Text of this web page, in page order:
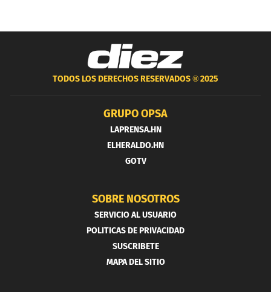
TODOS LOS DERECHOS RESERVADOS ®2025
GRUPO OPSA
LAPRENSA.HN
ELHERALDO.HN
GOTV
SOBRE NOSOTROS
SERVICIO AL USUARIO
POLITICAS DE PRIVACIDAD
SUSCRIBETE
MAPA DEL SITIO